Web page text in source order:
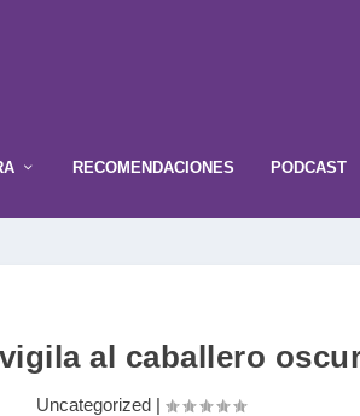
RECOMENDACIONES PODCAST
al caballero
Uncategorized|